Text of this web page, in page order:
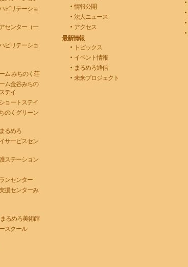
ビリテーショ
センター（一
ビリテーショ
ム みちのく荘
ム金谷みちの
テイ
ョートステイ
のくグリーン
るめろ
サービスセン
ステーション
ンセンター
援センターみ
るめろ美術館
スクール
情報公開
法人ニュース
アクセス
最新情報
トピックス
イベント情報
まるめろ通信
未来プロジェクト